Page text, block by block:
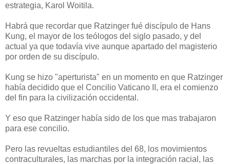
estrategia, Karol Woitila.
Habrá que recordar que Ratzinger fué discípulo de Hans
Kung, el mayor de los teólogos del siglo pasado, y del
actual ya que todavía vive aunque apartado del magisterio
por orden de su discípulo.
Kung se hizo "aperturista" en un momento en que Ratzinger
había decidido que el Concilio Vaticano II, era el comienzo
del fin para la civilización occidental.
Y eso que Ratzinger había sido de los que mas trabajaron
para ese concilio.
Pero las revueltas estudiantiles del 68, los movimientos
contraculturales, las marchas por la integración racial, las